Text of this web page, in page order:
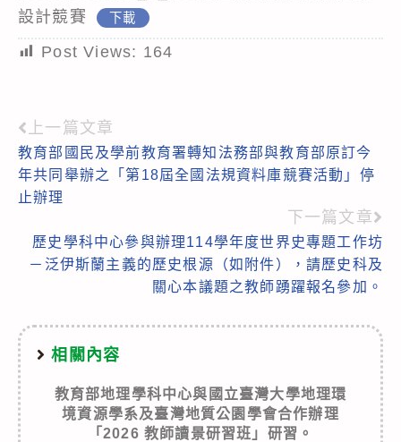
設計競賽
下載
Post Views: 164
Read
more
articles
上一篇文章
教育部國民及學前教育署轉知法務部與教育部原訂今
年共同舉辦之「第18屆全國法規資料庫競賽活動」停
止辦理
下一篇文章
歷史學科中心參與辦理114學年度世界史專題工作坊
－泛伊斯蘭主義的歷史根源（如附件），請歷史科及
關心本議題之教師踴躍報名參加。
相關內容
教育部地理學科中心與國立臺灣大學地理環
境資源學系及臺灣地質公園學會合作辦理
「2026 教師讀景研習班」研習。